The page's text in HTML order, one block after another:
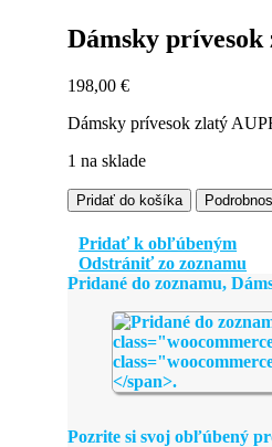
Dámsky prívesok
198,00€
Dámsky prívesok zlatý
1 na sklade
množstvo
Dámsky
prívesok
zlatý
AUPRD000890
Pridať do košíka
Pridať k obľúbeným
Odstrániť zo zoznamu
Pridané do zoznamu,
Pozrite si svoj obľúbený